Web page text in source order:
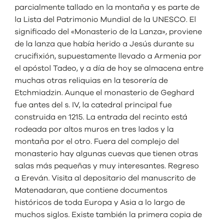
parcialmente tallado en la montaña y es parte de
la Lista del Patrimonio Mundial de la UNESCO. El
significado del «Monasterio de la Lanza», proviene
de la lanza que había herido a Jesús durante su
crucifixión, supuestamente llevado a Armenia por
el apóstol Tadeo, y a día de hoy se almacena entre
muchas otras reliquias en la tesorería de
Etchmiadzin. Aunque el monasterio de Geghard
fue antes del s. IV, la catedral principal fue
construida en 1215. La entrada del recinto está
rodeada por altos muros en tres lados y la
montaña por el otro. Fuera del complejo del
monasterio hay algunas cuevas que tienen otras
salas más pequeñas y muy interesantes. Regreso
a Ereván. Visita al depositario del manuscrito de
Matenadaran, que contiene documentos
históricos de toda Europa y Asia a lo largo de
muchos siglos. Existe también la primera copia de